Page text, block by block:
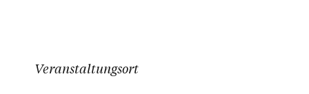
Veranstaltungsort